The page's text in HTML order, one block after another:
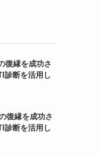
復縁を成功さ
診断を活用し
復縁を成功さ
診断を活用し